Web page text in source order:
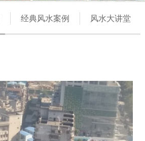
经典风水案例 风水大讲堂